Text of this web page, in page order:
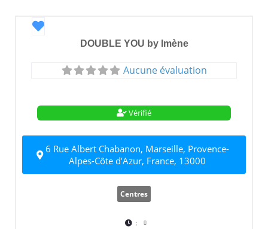
Favori
DOUBLE YOU by Imène
Aucune évaluation
Vérifié
6 Rue Albert Chabanon, Marseille, Provence-
Alpes-Côte d’Azur, France, 13000
Centres
: